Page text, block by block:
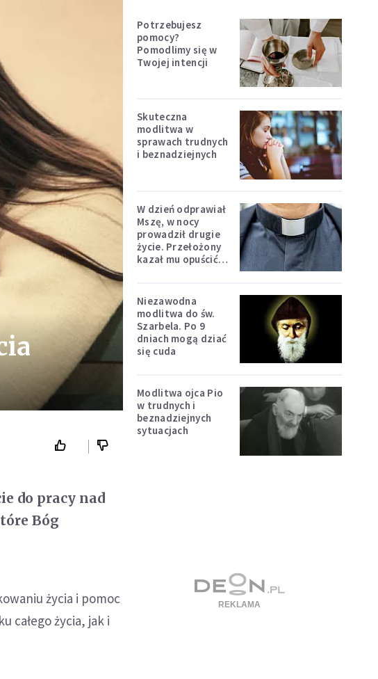
do pracy nad
Bóg
życia i pomoc
całego życia, jak i
Potrzebujesz
pomocy?
Pomodlimy się w
Twojej intencji
Skuteczna
modlitwa w
sprawach trudnych
i beznadziejnych
W dzień odprawiał
Mszę, w nocy
prowadził drugie
życie. Przełożony
kazał mu opuścić
Niezawodna
modlitwa do św.
Szarbela. Po 9
dniach mogą dziać
się cuda
Modlitwa ojca Pio
w trudnych i
beznadziejnych
sytuacjach